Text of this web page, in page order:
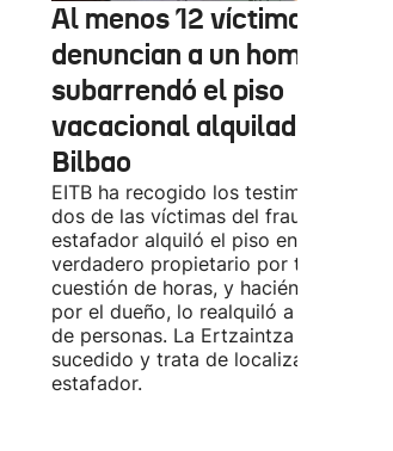
Al menos 12 víctimas
denuncian a un hombre
subarrendó el piso
vacacional alquilado en
Bilbao
EITB ha recogido los testimonios de
dos de las víctimas del fraude. El
estafador alquiló el piso en Airbnb a
verdadero propietario por tres días.
cuestión de horas, y haciéndose
por el dueño, lo realquiló a una
de personas. La Ertzaintza investiga
sucedido y trata de localizar al
estafador.